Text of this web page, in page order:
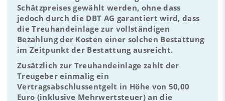
Schätzpreises gewählt werden, ohne dass
jedoch durch die DBT AG garantiert wird, dass
die Treuhandeinlage zur vollständigen
Bezahlung der Kosten einer solchen Bestattung
im Zeitpunkt der Bestattung ausreicht.
Zusätzlich zur Treuhandeinlage zahlt der
Treugeber einmalig ein
Vertragsabschlussentgelt in Höhe von 50,00
Euro (inklusive Mehrwertsteuer) an die